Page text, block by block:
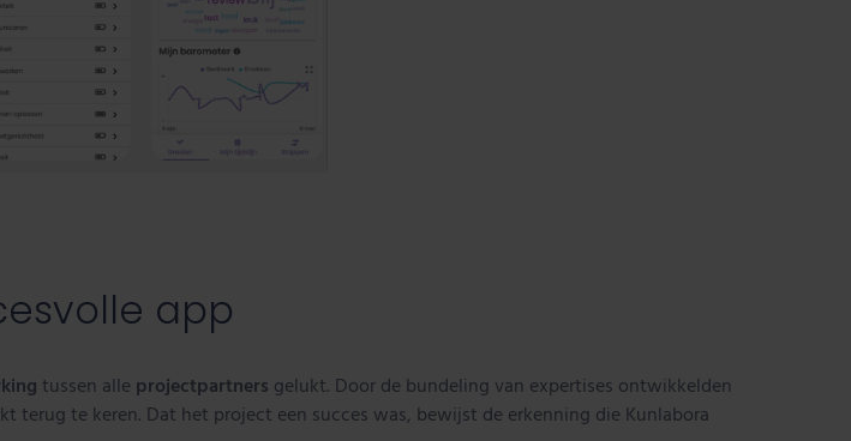
app
tussen alle projectpartners gelukt. Door de bundeling van expertises ontwikkelden
terug te keren. Dat het project een succes was, bewijst de erkenning die Kunlabora